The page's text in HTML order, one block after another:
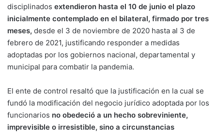
disciplinados extendieron hasta el 10 de junio el plazo
inicialmente contemplado en el bilateral, firmado por tres
meses, desde el 3 de noviembre de 2020 hasta al 3 de
febrero de 2021, justificando responder a medidas
adoptadas por los gobiernos nacional, departamental y
municipal para combatir la pandemia.
El ente de control resaltó que la justificación en la cual se
fundó la modificación del negocio jurídico adoptada por los
funcionarios no obedeció a un hecho sobreviniente,
imprevisible o irresistible, sino a circunstancias